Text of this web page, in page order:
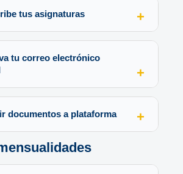
tus asignaturas
tu correo electrónico
documentos a plataforma